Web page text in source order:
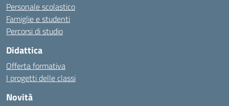
Personale scolastico
Famiglie e studenti
Percorsi di studio
Didattica
Offerta formativa
I progetti delle classi
Novità